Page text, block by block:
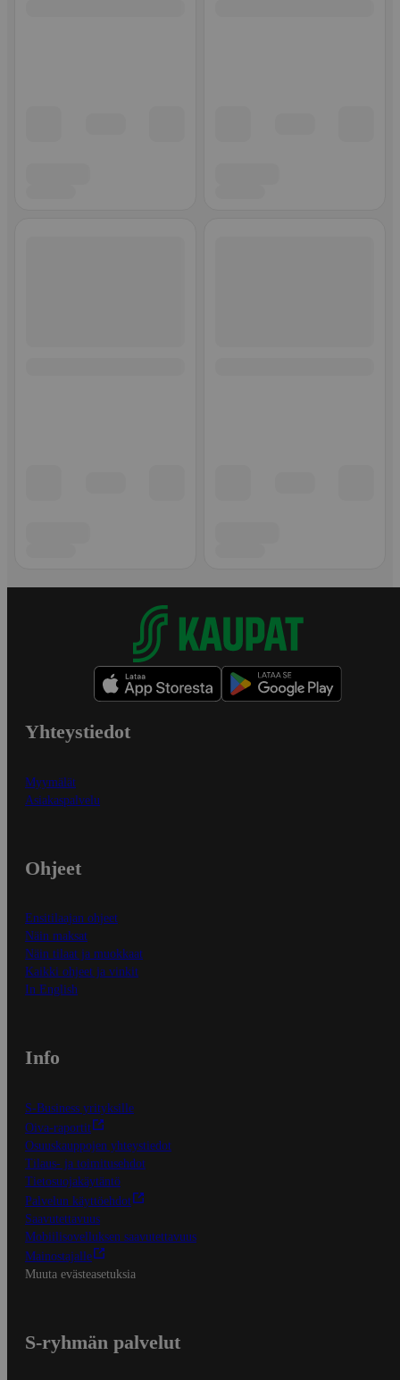
Yhteystiedot
Myymälät
Asiakaspalvelu
Ohjeet
Ensitilaajan ohjeet
Näin maksat
Näin tilaat ja muokkaat
Kaikki ohjeet ja vinkit
In English
Info
S-Business yrityksille
Oiva-raportit
Osuuskauppojen yhteystiedot
Tilaus- ja toimitusehdot
Tietosuojakäytäntö
Palvelun käyttöehdot
Saavutettavuus
Mobiilisovelluksen saavutettavuus
Mainostajalle
Muuta evästeasetuksia
S-ryhmän palvelut